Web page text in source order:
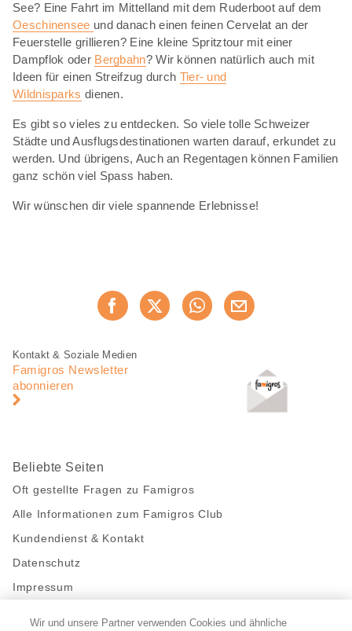
See? Eine Fahrt im Mittelland mit dem Ruderboot auf dem
Oeschinensee und danach einen feinen Cervelat an der
Feuerstelle grillieren? Eine kleine Spritztour mit einer
Dampflok oder Bergbahn? Wir können natürlich auch mit
Ideen für einen Streifzug durch Tier- und
Wildnisparks dienen.
Es gibt so vieles zu entdecken. So viele tolle Schweizer
Städte und Ausflugsdestinationen warten darauf, erkundet zu
werden. Und übrigens, Auch an Regentagen können Familien
ganz schön viel Spass haben.
Wir wünschen dir viele spannende Erlebnisse!
Jetzt weiterempfehlen
Fusszeile
Fusszeile
Navigation
Kontakt & Soziale Medien
Famigros Newsletter
abonnieren
Beliebte Seiten
Oft gestellte Fragen zu Famigros
Alle Informationen zum Famigros Club
Kundendienst & Kontakt
Datenschutz
Impressum
Bleibe mit uns in Kontakt
Wir und unsere Partner verwenden Cookies und ähnliche